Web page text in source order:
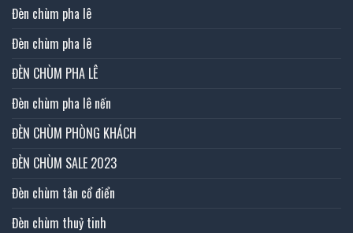
Đèn chùm pha lê
Đèn chùm pha lê
ĐÈN CHÙM PHA LÊ
Đèn chùm pha lê nến
ĐÈN CHÙM PHÒNG KHÁCH
ĐÈN CHÙM SALE 2023
Đèn chùm tân cổ điển
Đèn chùm thuỷ tinh